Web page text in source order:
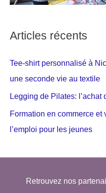
Articles récents
Tee-shirt personnalisé à
une seconde vie au textile
Legging de Pilates:
Formation en commerce et
l’emploi pour les jeunes
Retrouvez nos